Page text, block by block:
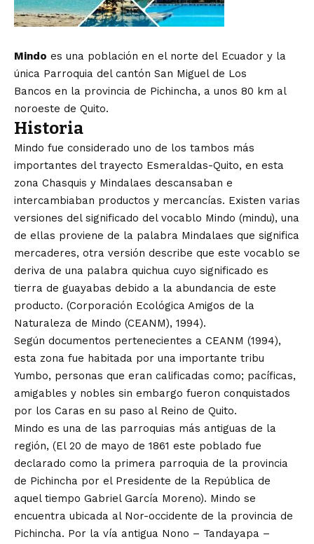
Mindo es una población en el norte del Ecuador y la
única Parroquia del cantón San Miguel de Los
Bancos en la provincia de Pichincha, a unos 80 km al
noroeste de Quito.
Historia
Mindo fue considerado uno de los tambos más
importantes del trayecto Esmeraldas-Quito, en esta
zona Chasquis y Mindalaes descansaban e
intercambiaban productos y mercancías. Existen varias
versiones del significado del vocablo Mindo (mindu), una
de ellas proviene de la palabra Mindalaes que significa
mercaderes, otra versión describe que este vocablo se
deriva de una palabra quichua cuyo significado es
tierra de guayabas debido a la abundancia de este
producto. (Corporación Ecológica Amigos de la
Naturaleza de Mindo (CEANM), 1994).
Según documentos pertenecientes a CEANM (1994),
esta zona fue habitada por una importante tribu
Yumbo, personas que eran calificadas como; pacíficas,
amigables y nobles sin embargo fueron conquistados
por los Caras en su paso al Reino de Quito.
Mindo es una de las parroquias más antiguas de la
región, (El 20 de mayo de 1861 este poblado fue
declarado como la primera parroquia de la provincia
de Pichincha por el Presidente de la República de
aquel tiempo Gabriel García Moreno). Mindo se
encuentra ubicada al Nor-occidente de la provincia de
Pichincha. Por la vía antigua Nono – Tandayapa –